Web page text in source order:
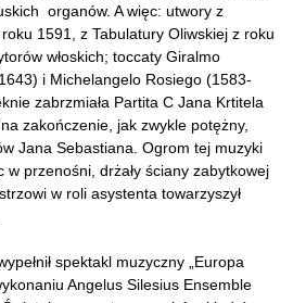
organów. A więc: utwory z
1591, z Tabulatury Oliwskiej z roku
włoskich; toccaty Giralmo
i Michelangelo Rosiego (1583-
zabrzmiała Partita C Jana Krtitela
zakończenie, jak zwykle potężny,
Jana Sebastiana. Ogrom tej muzyki
w przenośni, drżały ściany zabytkowej
w roli asystenta towarzyszył
spektakl muzyczny „Europa
Angelus Silesius Ensemble